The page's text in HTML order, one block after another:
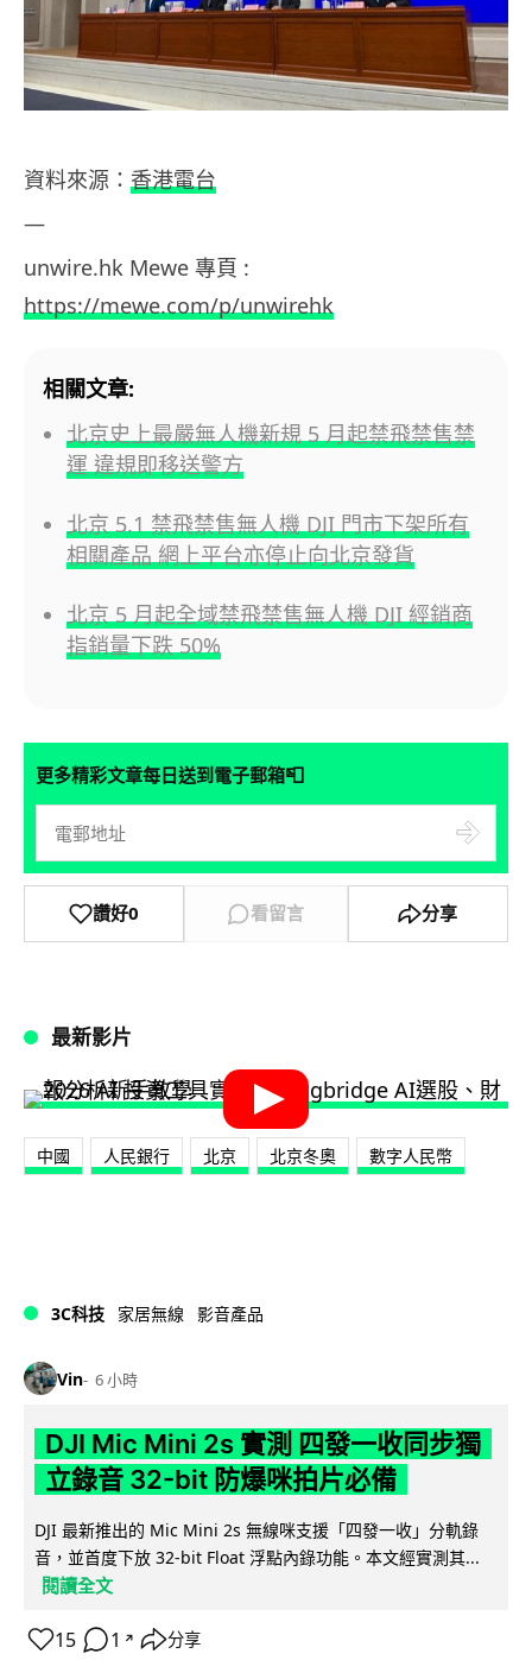
資料來源： 香港電台
—
unwire.hk Mewe 專頁 :
https://mewe.com/p/unwirehk
相關文章:
北京史上最嚴無人機新規 5 月起禁飛禁售禁
運 違規即移送警方
北京 5.1 禁飛禁售無人機 DJI 門市下架所有
相關產品 網上平台亦停止向北京發貨
北京 5 月起全域禁飛禁售無人機 DJI 經銷商
指銷量下跌 50%
更多精彩文章每日送到電子郵箱📮
讚好0 看留言 分享
最新影片
中國 人民銀行 北京 北京冬奧 數字人民幣
3C科技 家居無線 影音產品
Vin 6 小時
DJI Mic Mini 2s 實測 四發一收同步獨
立錄音 32-bit 防爆咪拍片必備
DJI 最新推出的 Mic Mini 2s 無線咪支援「四發一收」分軌錄
音，並首度下放 32-bit Float 浮點內錄功能。本文經實測其...
閱讀全文
15 1 ↗ 分享